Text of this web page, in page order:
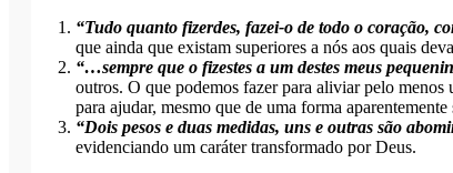
“Tudo quanto fizerdes, fazei-o de todo o coração,
que ainda que existam superiores a nós aos quais
“…sempre que o fizestes a um destes meus
outros. O que podemos fazer para aliviar pelo
para ajudar, mesmo que de uma forma aparentemente
“Dois pesos e duas medidas, uns e outras são
evidenciando um caráter transformado por Deus.